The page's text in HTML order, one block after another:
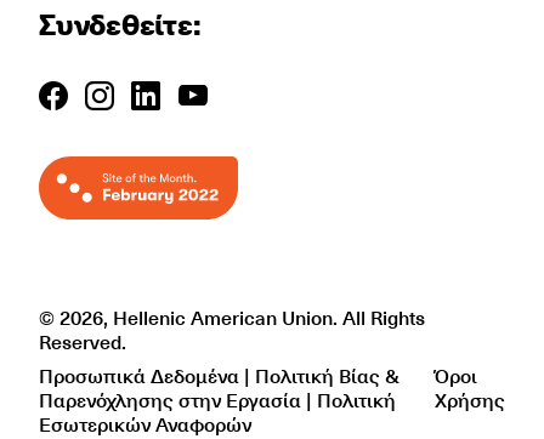
Συνδεθείτε:
© 2026, Hellenic American Union. All Rights
Reserved.
Προσωπικά Δεδομένα | Πολιτική Βίας &
Παρενόχλησης στην Εργασία | Πολιτική
Εσωτερικών Αναφορών
Όροι
Χρήσης